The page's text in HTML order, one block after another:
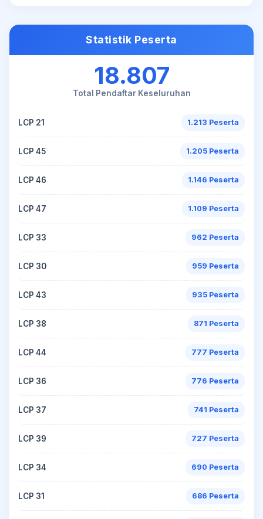
Statistik Peserta
18.807
Total Pendaftar Keseluruhan
LCP 21 1.213 Peserta
LCP 45 1.205 Peserta
LCP 46 1.146 Peserta
LCP 47 1.109 Peserta
LCP 33 962 Peserta
LCP 30 959 Peserta
LCP 43 935 Peserta
LCP 38 871 Peserta
LCP 44 777 Peserta
LCP 36 776 Peserta
LCP 37 741 Peserta
LCP 39 727 Peserta
LCP 34 690 Peserta
LCP 31 686 Peserta